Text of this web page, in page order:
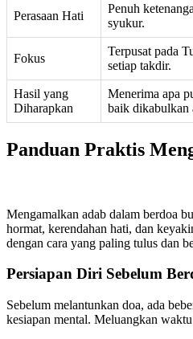
Perasaan Hati
Penuh
syukur.
Fokus
Terpusat pada
setiap takdir.
Hasil yang
Diharapkan
Menerima apa
baik dikabulkan
Panduan Praktis
Mengamalkan adab dalam berdoa
hormat, kerendahan hati, dan
dengan cara yang paling tulus dan
Persiapan Diri Sebelum
Sebelum melantunkan doa, ada
kesiapan mental. Meluangkan